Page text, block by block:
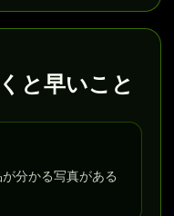
と早いこと
分かる写真がある